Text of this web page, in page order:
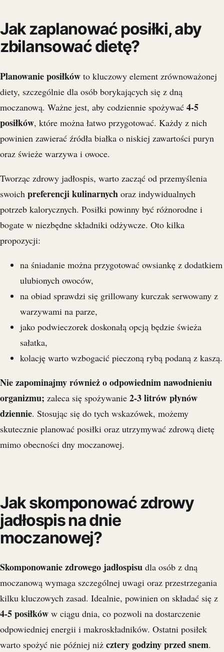
Jak zaplanować posiłki, aby
zbilansować dietę?
Planowanie posiłków to kluczowy element zrównoważonej
diety, szczególnie dla osób borykających się z dną
moczanową. Ważne jest, aby codziennie spożywać 4-5
posiłków, które można łatwo przygotować. Każdy z nich
powinien zawierać źródła białka o niskiej zawartości puryn
oraz świeże warzywa i owoce.
Tworząc zdrowy jadłospis, warto zacząć od przemyślenia
swoich preferencji kulinarnych oraz indywidualnych
potrzeb kalorycznych. Posiłki powinny być różnorodne i
bogate w niezbędne składniki odżywcze. Oto kilka
propozycji:
na śniadanie można przygotować owsiankę z dodatkiem
ulubionych owoców,
na obiad sprawdzi się grillowany kurczak serwowany z
warzywami na parze,
jako podwieczorek doskonałą opcją będzie świeża
sałatka,
kolację warto wzbogacić pieczoną rybą podaną z kaszą.
Nie zapominajmy również o odpowiednim nawodnieniu
organizmu; zaleca się spożywanie 2-3 litrów płynów
dziennie. Stosując się do tych wskazówek, możemy
skutecznie planować posiłki oraz utrzymywać zdrową dietę
mimo obecności dny moczanowej.
Jak skomponować zdrowy
jadłospis na dnie
moczanowej?
Skomponowanie zdrowego jadłospisu dla osób z dną
moczanową wymaga szczególnej uwagi oraz przestrzegania
kilku kluczowych zasad. Idealnie, powinien on składać się z
4-5 posiłków w ciągu dnia, co pozwoli na dostarczenie
odpowiedniej energii i makroskładników. Ostatni posiłek
warto spożyć nie później niż cztery godziny przed snem.